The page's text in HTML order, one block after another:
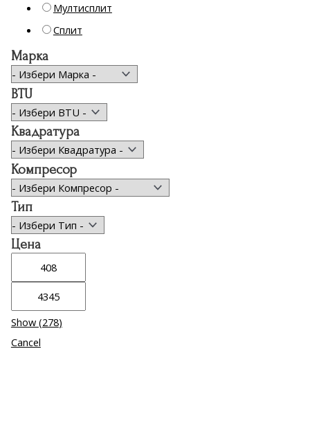
Мултисплит
Сплит
Марка
BTU
Квадратура
Компресор
Тип
Цена
Show (278)
Cancel